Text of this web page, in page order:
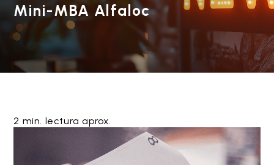
Mini-MBA Alfaloc
2 min. lectura aprox.